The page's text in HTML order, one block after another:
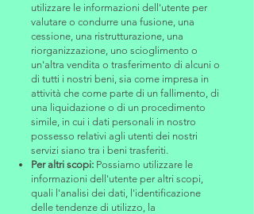
utilizzare le informazioni dell'utente per
valutare o condurre una fusione, una
cessione, una ristrutturazione, una
riorganizzazione, uno scioglimento o
un'altra vendita o trasferimento di alcuni o
di tutti i nostri beni, sia come impresa in
attività che come parte di un fallimento, di
una liquidazione o di un procedimento
simile, in cui i dati personali in nostro
possesso relativi agli utenti dei nostri
servizi siano tra i beni trasferiti.
Per altri scopi: Possiamo utilizzare le
informazioni dell'utente per altri scopi,
quali l'analisi dei dati, l'identificazione
delle tendenze di utilizzo, la